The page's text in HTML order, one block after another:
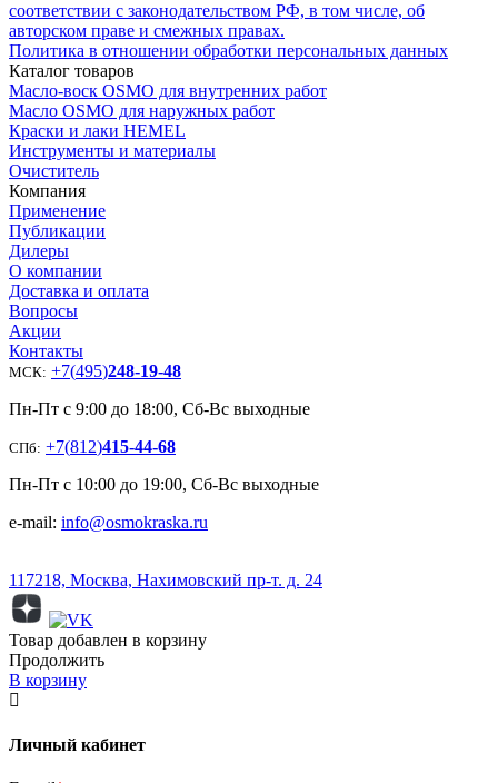
соответствии с законодательством РФ, в том числе, об
авторском праве и смежных правах.
Политика в отношении обработки персональных данных
Каталог товаров
Масло-воск OSMO для внутренних работ
Масло OSMO для наружных работ
Краски и лаки HEMEL
Инструменты и материалы
Очиститель
Компания
Применение
Публикации
Дилеры
О компании
Доставка и оплата
Вопросы
Акции
Контакты
МСК: +7(495)248-19-48
Пн-Пт с 9:00 до 18:00, Сб-Вс выходные
СПб: +7(812)415-44-68
Пн-Пт с 10:00 до 19:00, Сб-Вс выходные
e-mail: info@osmokraska.ru
117218, Москва, Нахимовский пр-т. д. 24
Товар добавлен в корзину
Продолжить
В корзину
Личный кабинет